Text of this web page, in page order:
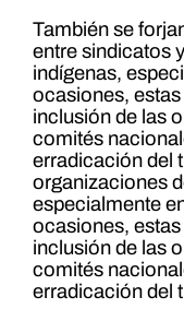
También se
entre sindicatos
indígenas,
ocasiones,
inclusión de las
comités
erradicación del
organizaciones
especialmente
ocasiones,
inclusión de las
comités
erradicación del